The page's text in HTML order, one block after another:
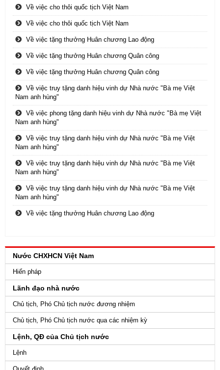
Về việc cho thôi quốc tịch Việt Nam
Về việc cho thôi quốc tịch Việt Nam
Về việc tặng thưởng Huân chương Lao động
Về việc tặng thưởng Huân chương Quân công
Về việc tặng thưởng Huân chương Quân công
Về việc truy tặng danh hiệu vinh dự Nhà nước "Bà mẹ Việt
Nam anh hùng"
Về việc phong tặng danh hiệu vinh dự Nhà nước "Bà mẹ Việt
Nam anh hùng"
Về việc truy tặng danh hiệu vinh dự Nhà nước "Bà mẹ Việt
Nam anh hùng"
Về việc truy tặng danh hiệu vinh dự Nhà nước "Bà mẹ Việt
Nam anh hùng"
Về việc truy tặng danh hiệu vinh dự Nhà nước "Bà mẹ Việt
Nam anh hùng"
Về việc tặng thưởng Huân chương Lao động
Nước CHXHCN Việt Nam
Hiến pháp
Lãnh đạo nhà nước
Chủ tịch, Phó Chủ tịch nước đương nhiệm
Chủ tịch, Phó Chủ tịch nước qua các nhiệm kỳ
Lệnh, QĐ của Chủ tịch nước
Lệnh